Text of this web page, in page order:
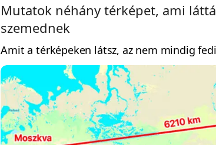
Mutatok néhány térképet, ami
szemednek
Amit a térképeken látsz, az nem mindig